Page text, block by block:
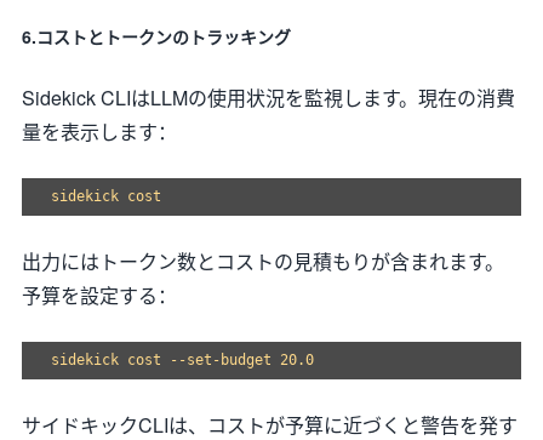
6.コストとトークンのトラッキング
Sidekick CLIはLLMの使用状況を監視します。現在の消費
量を表示します：
出力にはトークン数とコストの見積もりが含まれます。
予算を設定する：
サイドキックCLIは、コストが予算に近づくと警告を発す